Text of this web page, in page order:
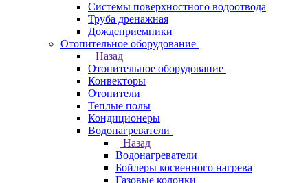
Системы поверхностного водоотвода
Труба дренажная
Дождеприемники
Отопительное оборудование
Назад
Отопительное оборудование
Конвекторы
Отопители
Теплые полы
Кондиционеры
Водонагреватели
Назад
Водонагреватели
Бойлеры косвенного нагрева
Газовые колонки